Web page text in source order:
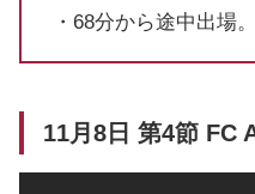
・68分から途中出場。
11月8日 第4節 FC